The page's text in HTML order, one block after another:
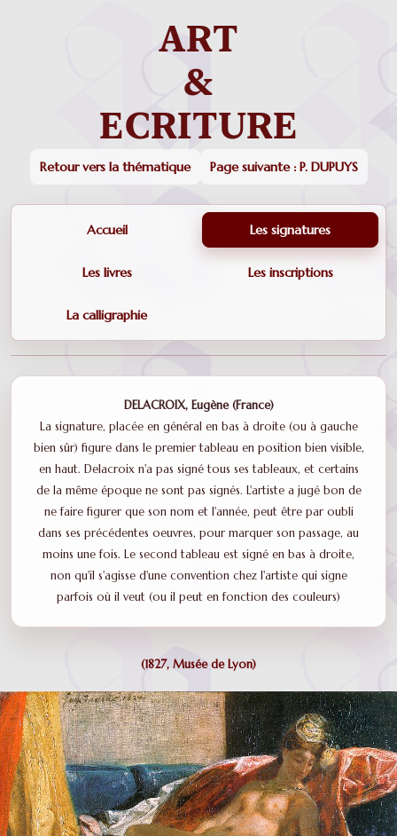
Retour vers la thématique Page suivante : P. DUPUYS
Accueil Les signatures
Les livres Les inscriptions
La calligraphie
DELACROIX, Eugène (France)
La signature, placée en général en bas à droite (ou à gauche
bien sûr) figure dans le premier tableau en position bien visible,
en haut. Delacroix n'a pas signé tous ses tableaux, et certains
de la même époque ne sont pas signés. L'artiste a jugé bon de
ne faire figurer que son nom et l'année, peut être par oubli
dans ses précédentes oeuvres, pour marquer son passage, au
moins une fois. Le second tableau est signé en bas à droite,
non qu'il s'agisse d'une convention chez l'artiste qui signe
parfois où il veut (ou il peut en fonction des couleurs)
(1827, Musée de Lyon)